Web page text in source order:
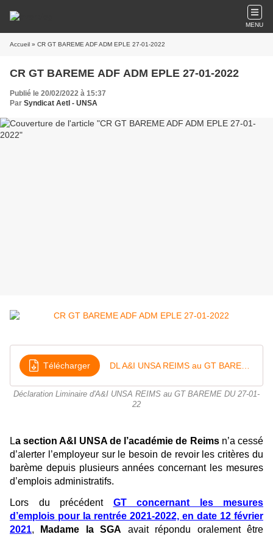
MENU
Accueil » CR GT BAREME ADF ADM EPLE 27-01-2022
CR GT BAREME ADF ADM EPLE 27-01-2022
Publié le 20/02/2022 à 15:37
Par Syndicat AetI - UNSA
Télécharger
Déclaration Liminaire d'A&I UNSA REIMS au GT BAREME DU 27-01-
22
La section A&I UNSA de l’académie de Reims n’a cessé
d’alerter l’employeur sur le besoin de revoir les critères du
barème depuis plusieurs années concernant les mesures
d’emplois administratifs.
Lors du précédent GT concernant les mesures
d’emplois pour la rentrée 2021-2022, en date 12 février
2021, Madame la SGA avait répondu oralement être